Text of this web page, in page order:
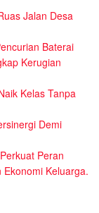
Jalan Desa
Baterai
Kerugian
Kelas Tanpa
Demi
Peran
Keluarga.